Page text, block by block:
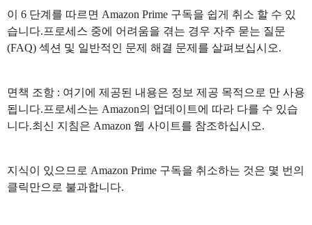
이 6 단계를 따르면 Amazon Prime 구독을 쉽게 취소 할 수 있
습니다.프로세스 중에 어려움을 겪는 경우 자주 묻는 질문
(FAQ) 섹션 및 일반적인 문제 해결 문제를 살펴보십시오.
면책 조항 : 여기에 제공된 내용은 정보 제공 목적으로 만 사용
됩니다.프로세스는 Amazon의 업데이트에 따라 다를 수 있습
니다.최신 지침은 Amazon 웹 사이트를 참조하십시오.
지식이 있으므로 Amazon Prime 구독을 취소하는 것은 몇 번의
클릭만으로 불과합니다.